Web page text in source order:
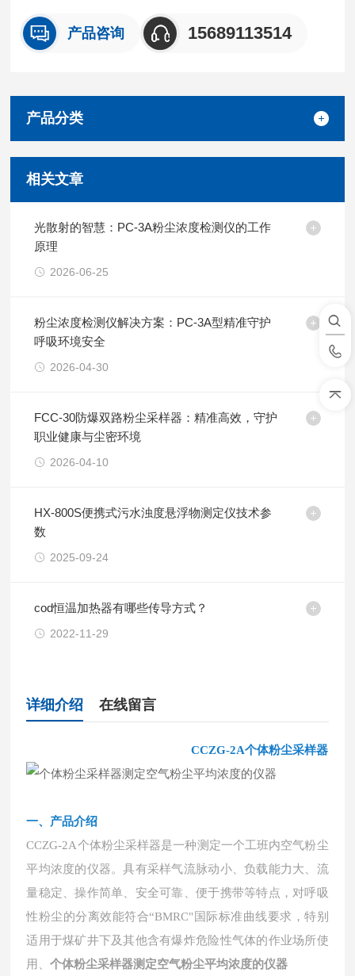
产品咨询 15689113514
产品分类
相关文章
光散射的智慧：PC-3A粉尘浓度检测仪的工作
原理
2026-06-25
粉尘浓度检测仪解决方案：PC-3A型精准守护
呼吸环境安全
2026-04-30
FCC-30防爆双路粉尘采样器：精准高效，守护
职业健康与尘密环境
2026-04-10
HX-800S便携式污水浊度悬浮物测定仪技术参
数
2025-09-24
cod恒温加热器有哪些传导方式？
2022-11-29
详细介绍 在线留言
CCZG-2A个体粉尘采样器
一、 产品介绍
CCZG-2A个体粉尘采样器是一种测定一个工班内空气粉尘
平均浓度的仪器。具有采样气流脉动小、负载能力大、流
量稳定、操作简单、安全可靠、便于携带等特点，对呼吸
性粉尘的分离效能符合“BMRC"国际标准曲线要求，特别
适用于煤矿井下及其他含有爆炸危险性气体的作业场所使
用、个体粉尘采样器测定空气粉尘平均浓度的仪器